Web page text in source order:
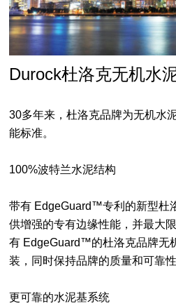
Durock杜洛克无机水
30多年来，杜洛克品牌为无机水
能标准。
100%波特兰水泥结构
带有 EdgeGuard™专利的新型杜
供增强的专有边缘性能，并最大
有 EdgeGuard™的杜洛克品牌无
装，同时保持品牌的质量和可靠性
更可靠的水泥基系统